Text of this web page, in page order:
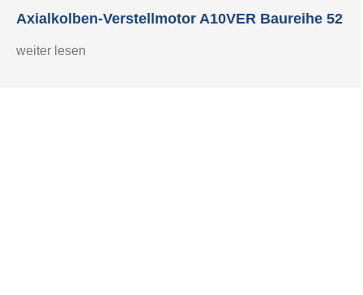
Axialkolben-Verstellmotor A10VER Baureihe 52
weiter lesen